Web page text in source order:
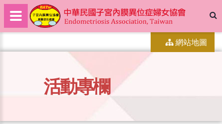
網站地圖
活動專欄